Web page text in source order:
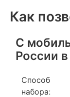
Как
С
России
Способ
набора: